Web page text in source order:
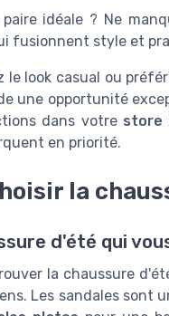
idéale ? Ne
fusionnent style et
le look casual ou
une opportunité
dans votre store
en priorité.
la
d'été qui
la chaussure
Les sandales sont